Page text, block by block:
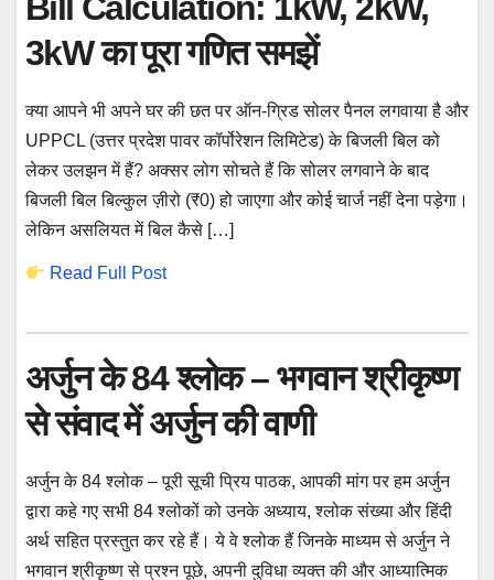
3kW का पूरा गणित समझें
क्या आपने भी अपने घर की छत पर ऑन-ग्रिड सोलर पैनल लगवाया है और
UPPCL (उत्तर प्रदेश पावर कॉर्पोरेशन लिमिटेड) के बिजली बिल को
लेकर उलझन में हैं? अक्सर लोग सोचते हैं कि सोलर लगवाने के बाद
बिजली बिल बिल्कुल ज़ीरो (₹0) हो जाएगा और कोई चार्ज नहीं देना पड़ेगा।
लेकिन असलियत में बिल कैसे […]
Read Full Post
अर्जुन के 84 श्लोक – भगवान श्रीकृष्ण
से संवाद में अर्जुन की वाणी
अर्जुन के 84 श्लोक – पूरी सूची प्रिय पाठक, आपकी मांग पर हम अर्जुन
द्वारा कहे गए सभी 84 श्लोकों को उनके अध्याय, श्लोक संख्या और हिंदी
अर्थ सहित प्रस्तुत कर रहे हैं। ये वे श्लोक हैं जिनके माध्यम से अर्जुन ने
भगवान श्रीकृष्ण से प्रश्न पूछे, अपनी दुविधा व्यक्त की और आध्यात्मिक